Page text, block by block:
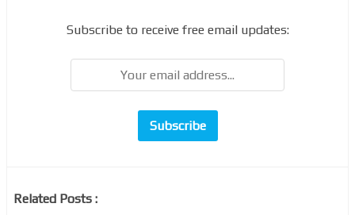
Subscribe to receive free email updates:
Related Posts :